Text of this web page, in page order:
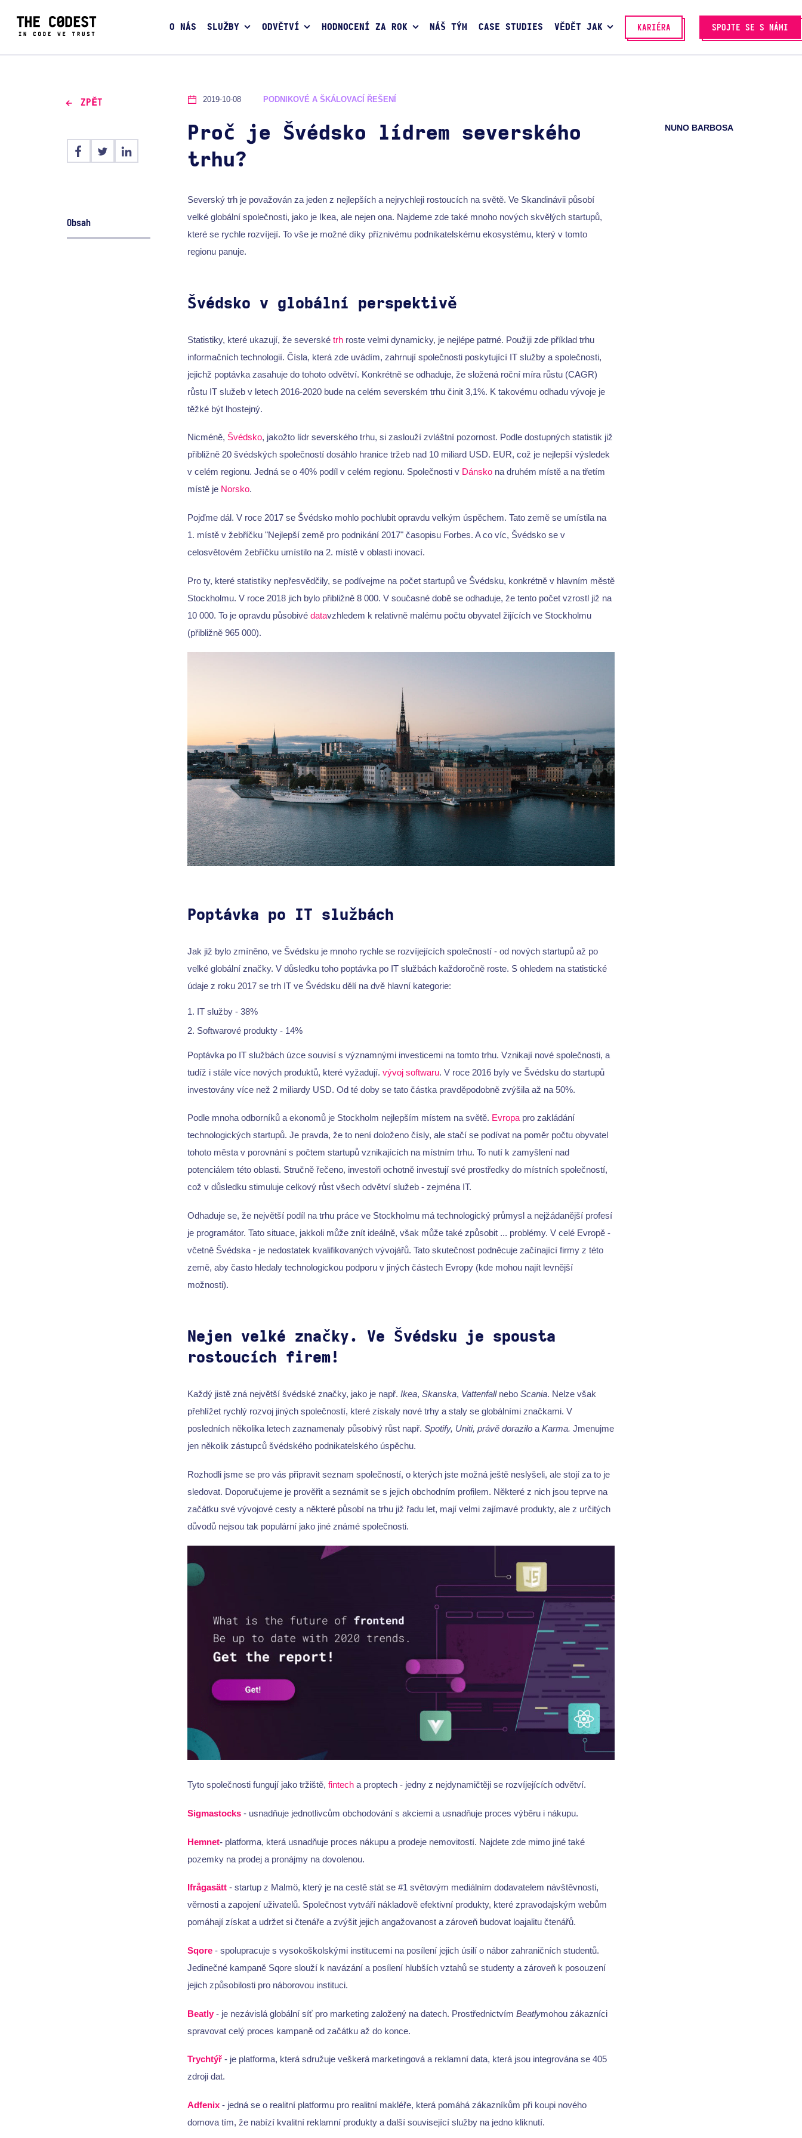
O NÁS SLUŽBY ODVĚTVÍ HODNOCENÍ ZA ROK NÁŠ TÝM CASE STUDIES VĚDĚT JAK KARIÉRA SPOJTE SE S NÁMI
ZPĚT
Obsah
2019-10-08 PODNIKOVÉ A ŠKÁLOVACÍ ŘEŠENÍ
Proč je Švédsko lídrem severského
trhu?
NUNO BARBOSA
Severský trh je považován za jeden z nejlepších a nejrychleji rostoucích na světě. Ve Skandinávii působí
velké globální společnosti, jako je Ikea, ale nejen ona. Najdeme zde také mnoho nových skvělých startupů,
které se rychle rozvíjejí. To vše je možné díky příznivému podnikatelskému ekosystému, který v tomto
regionu panuje.
Švédsko v globální perspektivě
Statistiky, které ukazují, že severské trhroste velmi dynamicky, je nejlépe patrné. Použiji zde příklad trhu
informačních technologií. Čísla, která zde uvádím, zahrnují společnosti poskytující IT služby a společnosti,
jejichž poptávka zasahuje do tohoto odvětví. Konkrétně se odhaduje, že složená roční míra růstu (CAGR)
růstu IT služeb v letech 2016-2020 bude na celém severském trhu činit 3,1%. K takovému odhadu vývoje je
těžké být lhostejný.
Nicméně, Švédsko, jakožto lídr severského trhu, si zaslouží zvláštní pozornost. Podle dostupných statistik již
přibližně 20 švédských společností dosáhlo hranice tržeb nad 10 miliard USD. EUR, což je nejlepší výsledek
v celém regionu. Jedná se o 40% podíl v celém regionu. Společnosti v Dánskona druhém místě a na třetím
místě je Norsko.
Pojďme dál. V roce 2017 se Švédsko mohlo pochlubit opravdu velkým úspěchem. Tato země se umístila na
1. místě v žebříčku "Nejlepší země pro podnikání 2017" časopisu Forbes. A co víc, Švédsko se v
celosvětovém žebříčku umístilo na 2. místě v oblasti inovací.
Pro ty, které statistiky nepřesvědčily, se podívejme na počet startupů ve Švédsku, konkrétně v hlavním městě
Stockholmu. V roce 2018 jich bylo přibližně 8 000. V současné době se odhaduje, že tento počet vzrostl již na
10 000. To je opravdu působivé datavzhledem k relativně malému počtu obyvatel žijících ve Stockholmu
(přibližně 965 000).
Poptávka po IT službách
Jak již bylo zmíněno, ve Švédsku je mnoho rychle se rozvíjejících společností - od nových startupů až po
velké globální značky. V důsledku toho poptávka po IT službách každoročně roste. S ohledem na statistické
údaje z roku 2017 se trh IT ve Švédsku dělí na dvě hlavní kategorie:
IT služby - 38%
Softwarové produkty - 14%
Poptávka po IT službách úzce souvisí s významnými investicemi na tomto trhu. Vznikají nové společnosti, a
tudíž i stále více nových produktů, které vyžadují. vývoj softwaru. V roce 2016 byly ve Švédsku do startupů
investovány více než 2 miliardy USD. Od té doby se tato částka pravděpodobně zvýšila až na 50%.
Podle mnoha odborníků a ekonomů je Stockholm nejlepším místem na světě. Evropapro zakládání
technologických startupů. Je pravda, že to není doloženo čísly, ale stačí se podívat na poměr počtu obyvatel
tohoto města v porovnání s počtem startupů vznikajících na místním trhu. To nutí k zamyšlení nad
potenciálem této oblasti. Stručně řečeno, investoři ochotně investují své prostředky do místních společností,
což v důsledku stimuluje celkový růst všech odvětví služeb - zejména IT.
Odhaduje se, že největší podíl na trhu práce ve Stockholmu má technologický průmysl a nejžádanější profesí
je programátor. Tato situace, jakkoli může znít ideálně, však může také způsobit ... problémy. V celé Evropě -
včetně Švédska - je nedostatek kvalifikovaných vývojářů. Tato skutečnost podněcuje začínající firmy z této
země, aby často hledaly technologickou podporu v jiných částech Evropy (kde mohou najít levnější
možnosti).
Nejen velké značky. Ve Švédsku je spousta
rostoucích firem!
Každý jistě zná největší švédské značky, jako je např. Ikea, Skanska, Vattenfallnebo Scania. Nelze však
přehlížet rychlý rozvoj jiných společností, které získaly nové trhy a staly se globálními značkami. V
posledních několika letech zaznamenaly působivý růst např. Spotify, Uniti, právě doraziloa Karma. Jmenujme
jen několik zástupců švédského podnikatelského úspěchu.
Rozhodli jsme se pro vás připravit seznam společností, o kterých jste možná ještě neslyšeli, ale stojí za to je
sledovat. Doporučujeme je prověřit a seznámit se s jejich obchodním profilem. Některé z nich jsou teprve na
začátku své vývojové cesty a některé působí na trhu již řadu let, mají velmi zajímavé produkty, ale z určitých
důvodů nejsou tak populární jako jiné známé společnosti.
Tyto společnosti fungují jako tržiště, fintecha proptech - jedny z nejdynamičtěji se rozvíjejících odvětví.
Sigmastocks- usnadňuje jednotlivcům obchodování s akciemi a usnadňuje proces výběru i nákupu.
Hemnet-platforma, která usnadňuje proces nákupu a prodeje nemovitostí. Najdete zde mimo jiné také
pozemky na prodej a pronájmy na dovolenou.
Ifrågasätt- startup z Malmö, který je na cestě stát se #1 světovým mediálním dodavatelem návštěvnosti,
věrnosti a zapojení uživatelů. Společnost vytváří nákladově efektivní produkty, které zpravodajským webům
pomáhají získat a udržet si čtenáře a zvýšit jejich angažovanost a zároveň budovat loajalitu čtenářů.
Sqore- spolupracuje s vysokoškolskými institucemi na posílení jejich úsilí o nábor zahraničních studentů.
Jedinečné kampaně Sqore slouží k navázání a posílení hlubších vztahů se studenty a zároveň k posouzení
jejich způsobilosti pro náborovou instituci.
Beatly- je nezávislá globální síť pro marketing založený na datech. Prostřednictvím Beatlymohou zákazníci
spravovat celý proces kampaně od začátku až do konce.
Trychtýř- je platforma, která sdružuje veškerá marketingová a reklamní data, která jsou integrována se 405
zdroji dat.
Adfenix- jedná se o realitní platformu pro realitní makléře, která pomáhá zákazníkům při koupi nového
domova tím, že nabízí kvalitní reklamní produkty a další související služby na jedno kliknutí.